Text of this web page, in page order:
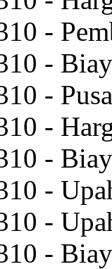
-
-
-
-
-
-
-
-